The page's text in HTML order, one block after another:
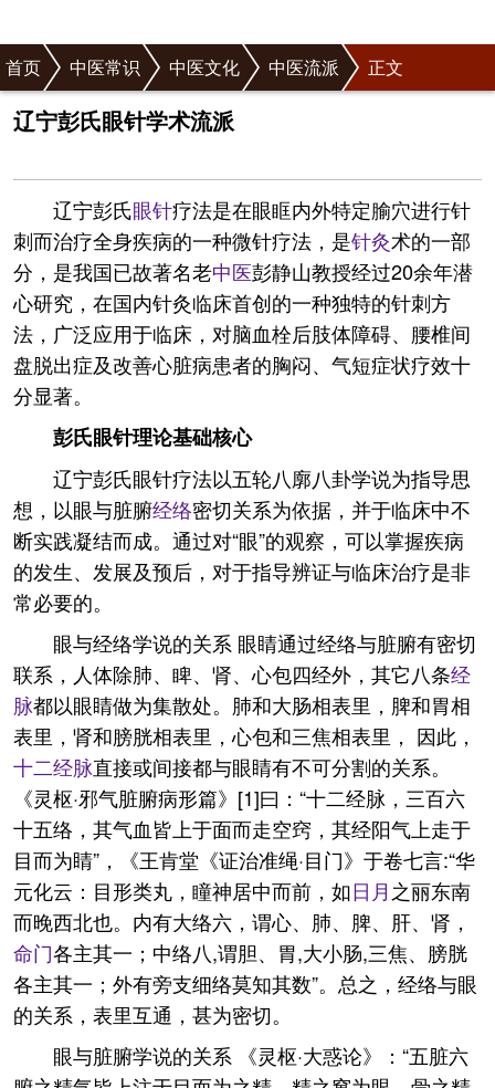
首页 中医常识 中医文化 中医流派 正文
辽宁彭氏眼针学术流派
辽宁彭氏眼针疗法是在眼眶内外特定腧穴进行针
刺而治疗全身疾病的一种微针疗法，是针灸术的一部
分，是我国已故著名老中医彭静山教授经过20余年潜
心研究，在国内针灸临床首创的一种独特的针刺方
法，广泛应用于临床，对脑血栓后肢体障碍、腰椎间
盘脱出症及改善心脏病患者的胸闷、气短症状疗效十
分显著。
彭氏眼针理论基础核心
辽宁彭氏眼针疗法以五轮八廓八卦学说为指导思
想，以眼与脏腑经络密切关系为依据，并于临床中不
断实践凝结而成。通过对“眼”的观察，可以掌握疾病
的发生、发展及预后，对于指导辨证与临床治疗是非
常必要的。
眼与经络学说的关系 眼睛通过经络与脏腑有密切
联系，人体除肺、睥、肾、心包四经外，其它八条经
脉都以眼睛做为集散处。肺和大肠相表里，脾和胃相
表里，肾和膀胱相表里，心包和三焦相表里， 因此，
十二经脉直接或间接都与眼睛有不可分割的关系。
《灵枢·邪气脏腑病形篇》[1]曰：“十二经脉，三百六
十五络，其气血皆上于面而走空窍，其经阳气上走于
目而为睛”，《王肯堂《证治准绳·目门》于卷七言:“华
元化云：目形类丸，瞳神居中而前，如日月 之丽东南
而晚西北也。内有大络六，谓心、肺、脾、肝、肾，
命门各主其一；中络八,谓胆、胃,大小肠,三焦、膀胱
各主其一；外有旁支细络莫知其数”。总之，经络与眼
的关系，表里互通，甚为密切。
眼与脏腑学说的关系 《灵枢·大惑论》：“五脏六